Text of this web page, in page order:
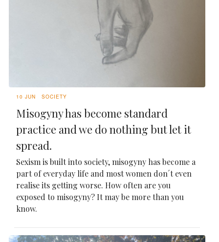
10 JUN SOCIETY
Misogyny has become standard
practice and we do nothing but let it
spread.
Sexism is built into society, misogyny has become a
part of everyday life and most women don´t even
realise its getting worse. How often are you
exposed to misogyny? It may be more than you
know.